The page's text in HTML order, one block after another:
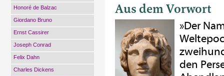
Honoré de Balzac
Giordano Bruno
Ernst Cassirer
Joseph Conrad
Felix Dahn
Charles Dickens
Aus dem Vorwort
»Der
den